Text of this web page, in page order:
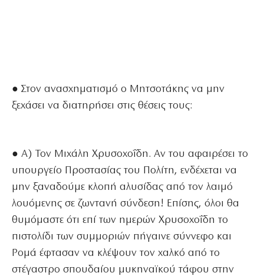
● Στον ανασχηματισμό ο Μητσοτάκης να μην
ξεχάσει να διατηρήσει στις θέσεις τους:
● Α) Τον Μιχάλη Χρυσοχοΐδη. Αν του αφαιρέσει το
υπουργείο Προστασίας του Πολίτη, ενδέχεται να
μην ξαναδούμε κλοπή αλυσίδας από τον λαιμό
λουόμενης σε ζωντανή σύνδεση! Επίσης, όλοι θα
θυμόμαστε ότι επί των ημερών Χρυσοχοΐδη το
πιστολίδι των συμμοριών πήγαινε σύννεφο και
Ρομά έφτασαν να κλέψουν τον χαλκό από το
στέγαστρο σπουδαίου μυκηναϊκού τάφου στην